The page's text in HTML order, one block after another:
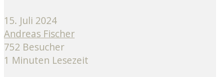
15. Juli 2024
Andreas Fischer
752 Besucher
1 Minuten Lesezeit